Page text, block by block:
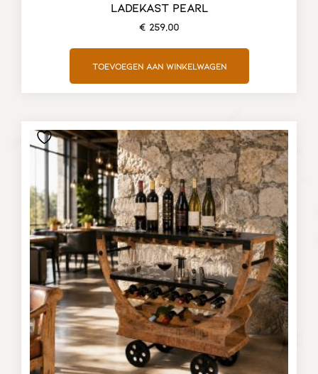
LADEKAST PEARL
€ 259,00
Toevoegen aan winkelwagen